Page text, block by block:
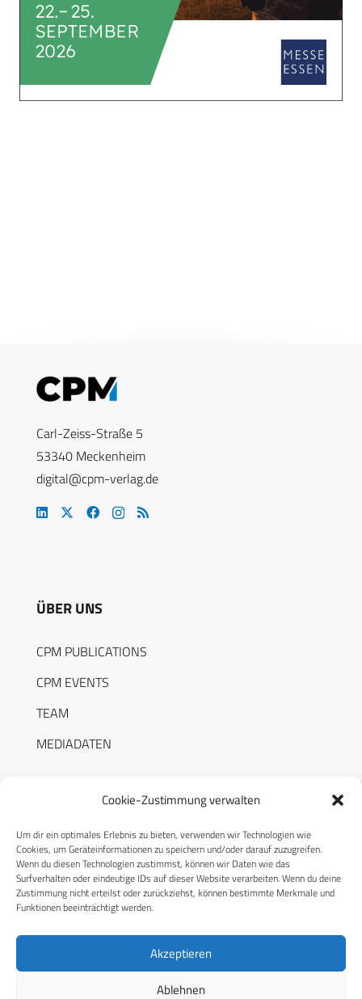
Cookie-Zustimmung verwalten
Um dir ein optimales Erlebnis zu bieten, verwenden wir Technologien wie
Cookies, um Geräteinformationen zu speichern und/oder darauf zuzugreifen.
Wenn du diesen Technologien zustimmst, können wir Daten wie das
Surfverhalten oder eindeutige IDs auf dieser Website verarbeiten. Wenn du deine
Zustimmung nicht erteilst oder zurückziehst, können bestimmte Merkmale und
Funktionen beeinträchtigt werden.
Akzeptieren
Ablehnen
Carl-Zeiss-Straße 5
53340 Meckenheim
digital@cpm-verlag.de
ÜBER UNS
CPM PUBLICATIONS
CPM EVENTS
TEAM
MEDIADATEN
RECHTLICHES
Datenschutzerklärung
Cookie-Richtlinie (EU)